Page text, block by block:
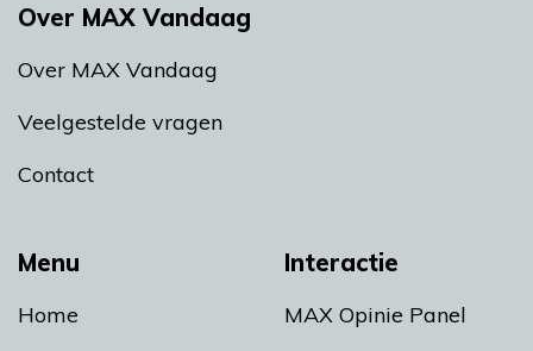
Menu
Home
Interactie
MAX Opinie Panel
Over MAX Vandaag
Over MAX Vandaag
Veelgestelde vragen
Contact